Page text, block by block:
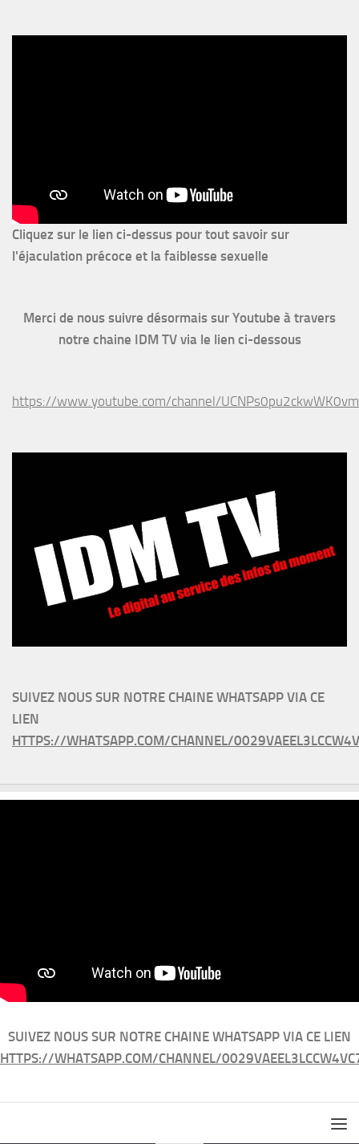
Cliquez sur le lien ci-dessus pour tout savoir sur
l'éjaculation précoce et la faiblesse sexuelle
Merci de nous suivre désormais sur Youtube à travers
notre chaine IDM TV via le lien ci-dessous
https://www.youtube.com/channel/
SUIVEZ NOUS SUR NOTRE CHAINE WHATSAPP VIA CE
LIEN
HTTPS://WHATSAPP.COM/CHANNEL/
SUIVEZ NOUS SUR NOTRE CHAINE WHATSAPP VIA CE LIEN
HTTPS://WHATSAPP.COM/CHANNEL/